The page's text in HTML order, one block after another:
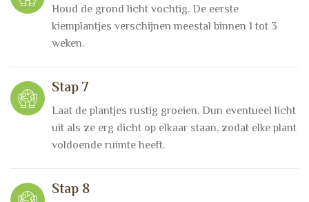
Houd de grond licht vochtig. De eerste
kiemplantjes verschijnen meestal binnen 1 tot 3
weken.
Stap 7
Laat de plantjes rustig groeien. Dun eventueel licht
uit als ze erg dicht op elkaar staan, zodat elke plant
voldoende ruimte heeft.
Stap 8